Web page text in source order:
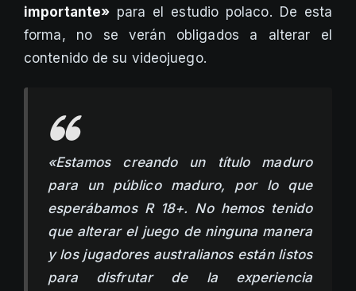
importante» para el estudio polaco. De esta
forma, no se verán obligados a alterar el
contenido de su videojuego.
«Estamos creando un título maduro
para un público maduro, por lo que
esperábamos R 18+. No hemos tenido
que alterar el juego de ninguna manera
y los jugadores australianos están listos
para disfrutar de la experiencia